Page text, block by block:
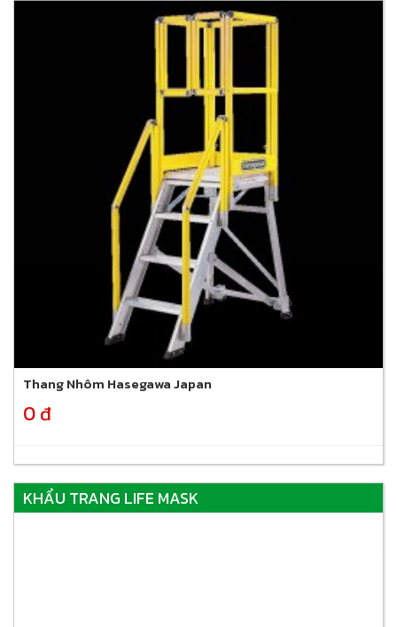
Thang Nhôm Hasegawa Japan
0 đ
KHẨU TRANG LIFE MASK